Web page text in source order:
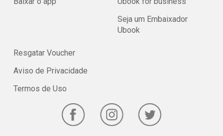
Seja um Embaixador
Ubook
Resgatar Voucher
Aviso de Privacidade
Termos de Uso